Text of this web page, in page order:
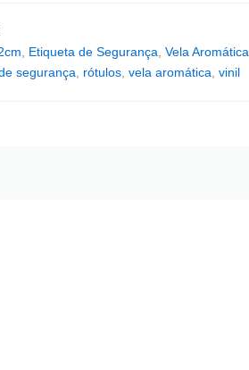
Etiqueta de Segurança Vela Aromática
segurança rótulos vela aromática vinil